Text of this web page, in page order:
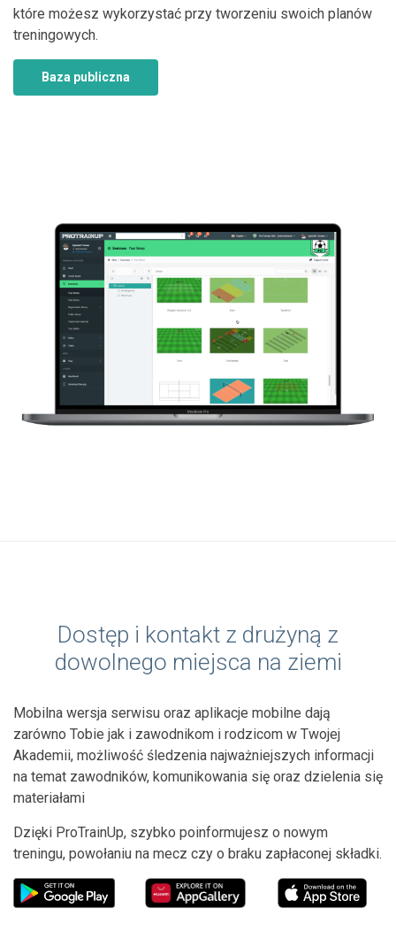
które możesz wykorzystać przy tworzeniu swoich planów
treningowych.
Baza publiczna
Dostęp i kontakt z drużyną z
dowolnego miejsca na ziemi
Mobilna wersja serwisu oraz aplikacje mobilne dają
zarówno Tobie jak i zawodnikom i rodzicom w Twojej
Akademii, możliwość śledzenia najważniejszych informacji
na temat zawodników, komunikowania się oraz dzielenia się
materiałami
Dzięki ProTrainUp, szybko poinformujesz o nowym
treningu, powołaniu na mecz czy o braku zapłaconej składki.